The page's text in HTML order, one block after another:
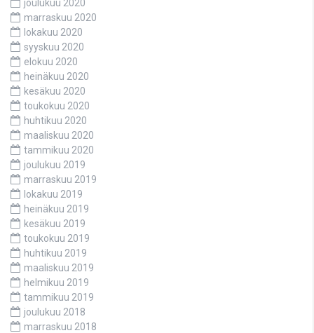
joulukuu 2020
marraskuu 2020
lokakuu 2020
syyskuu 2020
elokuu 2020
heinäkuu 2020
kesäkuu 2020
toukokuu 2020
huhtikuu 2020
maaliskuu 2020
tammikuu 2020
joulukuu 2019
marraskuu 2019
lokakuu 2019
heinäkuu 2019
kesäkuu 2019
toukokuu 2019
huhtikuu 2019
maaliskuu 2019
helmikuu 2019
tammikuu 2019
joulukuu 2018
marraskuu 2018